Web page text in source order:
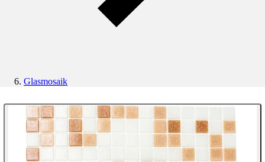
Glasmosaik